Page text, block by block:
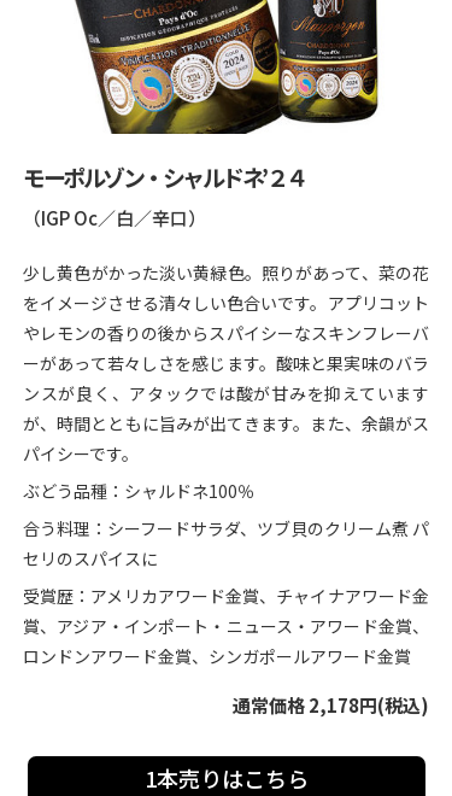
モーポルゾン・シャルドネ’２４
（IGP Oc／白／辛口）
少し黄色がかった淡い黄緑色。照りがあって、菜の花
をイメージさせる清々しい色合いです。アプリコット
やレモンの香りの後からスパイシーなスキンフレーバ
ーがあって若々しさを感じます。酸味と果実味のバラ
ンスが良く、アタックでは酸が甘みを抑えています
が、時間とともに旨みが出てきます。また、余韻がス
パイシーです。
ぶどう品種：シャルドネ100％
合う料理：シーフードサラダ、ツブ貝のクリーム煮 パ
セリのスパイスに
受賞歴：アメリカアワード金賞、チャイナアワード金
賞、アジア・インポート・ニュース・アワード金賞、
ロンドンアワード金賞、シンガポールアワード金賞
通常価格 2,178円(税込)
1本売りはこちら